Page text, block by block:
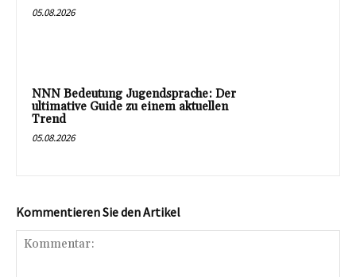
05.08.2026
NNN Bedeutung Jugendsprache: Der
ultimative Guide zu einem aktuellen
Trend
05.08.2026
Kommentieren Sie den Artikel